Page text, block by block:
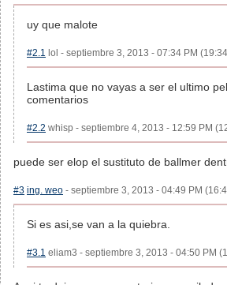
uy que malote
#2.1 lol - septiembre 3, 2013 - 07:34 PM
Lastima que no vayas a ser el ultimo
comentarios
#2.2 whisp - septiembre 4, 2013 - 12:59 PM
puede ser elop el sustituto de ballmer
#3 ing. weo - septiembre 3, 2013 - 04:49 PM
Si es asi,se van a la quiebra.
#3.1 eliam3 - septiembre 3, 2013 - 04:50 PM